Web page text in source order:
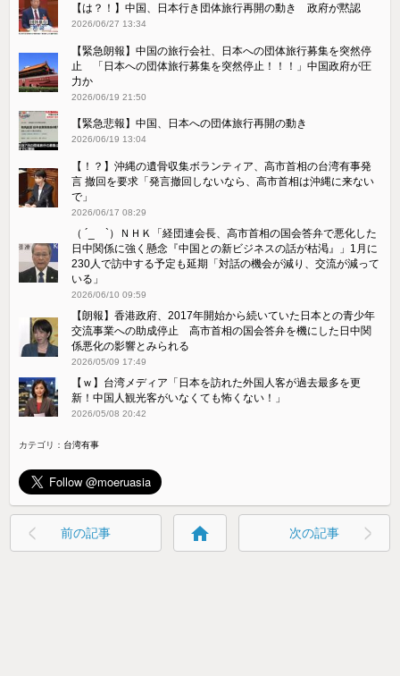
【は？！】中国、日本行き団体旅行再開の動き 政府が黙認
2026/06/27 13:34
【緊急朗報】中国の旅行会社、日本への団体旅行募集を突然停
止 「日本への団体旅行募集を突然停止！！！」中国政府が圧
力か
2026/06/19 21:50
【緊急悲報】中国、日本への団体旅行再開の動き
2026/06/19 13:04
【！？】沖縄の遺骨収集ボランティア、高市首相の台湾有事発
言 撤回を要求「発言撤回しないなら、高市首相は沖縄に来ない
で」
2026/06/17 08:29
（ ´_ゝ`）ＮＨＫ「経団連会長、高市首相の国会答弁で悪化した
日中関係に強く懸念『中国との新ビジネスの話が枯渇』」1月に
230人で訪中する予定も延期「対話の機会が減り、交流が減って
いる」
2026/06/10 09:59
【朗報】香港政府、2017年開始から続いていた日本との青少年
交流事業への助成停止 高市首相の国会答弁を機にした日中関
係悪化の影響とみられる
2026/05/09 17:49
【ｗ】台湾メディア「日本を訪れた外国人客が過去最多を更
新！中国人観光客がいなくても怖くない！」
2026/05/08 20:42
カテゴリ： 台湾有事
前の記事 home 次の記事